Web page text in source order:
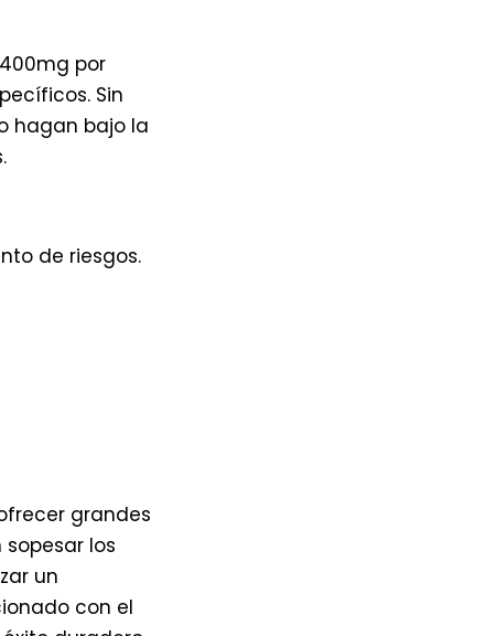
por
Sin
hagan bajo la
de riesgos.
grandes
los
un
con el